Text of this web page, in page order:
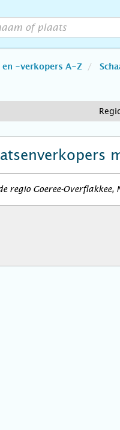
en -verkopers A-Z
regio Goeree-Overflakkee,